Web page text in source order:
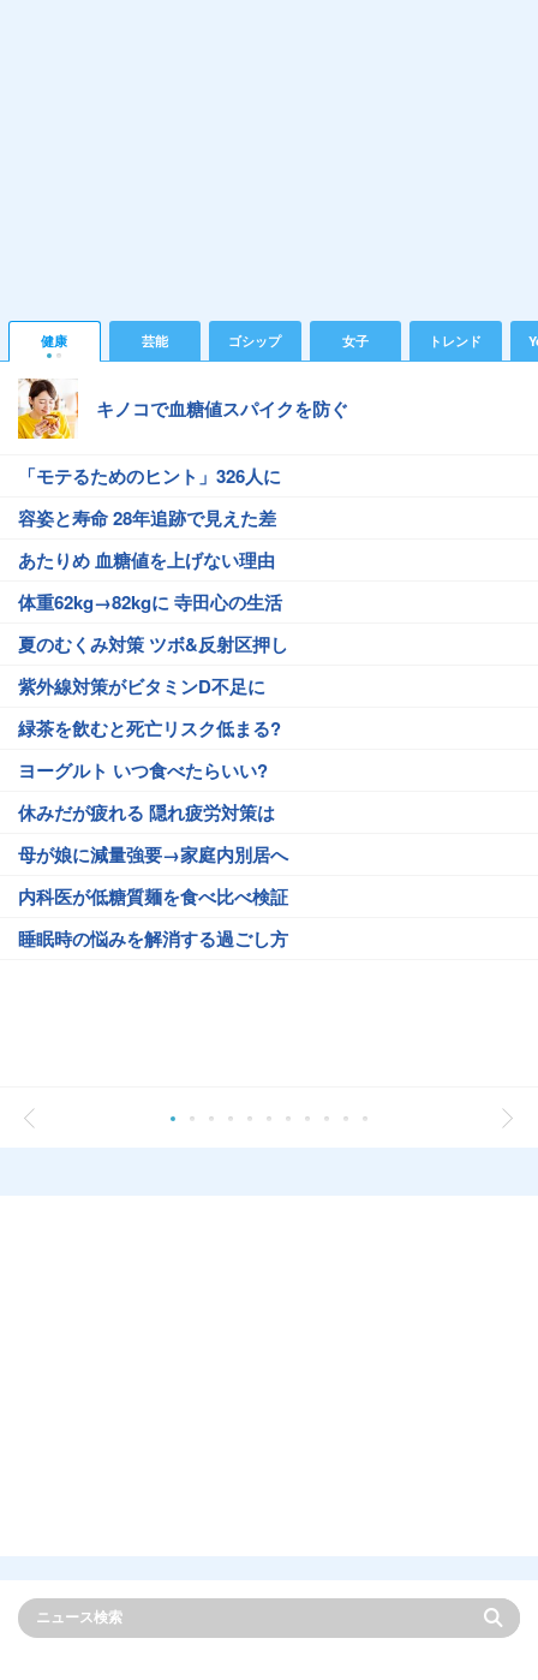
健康 芸能 ゴシップ 女子 トレンド
キノコで血糖値スパイクを防ぐ
「モテるためのヒント」326人に
容姿と寿命 28年追跡で見えた差
あたりめ 血糖値を上げない理由
体重62kg→82kgに 寺田心の生活
夏のむくみ対策 ツボ&反射区押し
紫外線対策がビタミンD不足に
緑茶を飲むと死亡リスク低まる?
ヨーグルト いつ食べたらいい?
休みだが疲れる 隠れ疲労対策は
母が娘に減量強要→家庭内別居へ
内科医が低糖質麺を食べ比べ検証
睡眠時の悩みを解消する過ごし方